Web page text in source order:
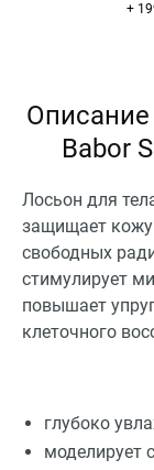
+
Babor
Лосьон для
защищает кожу
свободных
стимулирует
повышает
клеточного
глубоко
моделирует